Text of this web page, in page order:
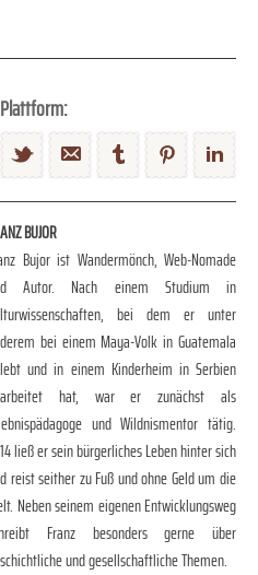
BUJOR
Bujor ist Wandermönch, Web-Nomade
Autor. Nach einem Studium in
bei dem er unter
bei einem Maya-Volk in Guatemala
und in einem Kinderheim in Serbien
hat, war er zunächst als
und Wildnismentor tätig.
ließ er sein bürgerliches Leben hinter sich
reist seither zu Fuß und ohne Geld um die
Neben seinem eigenen Entwicklungsweg
Franz besonders gerne über
und gesellschaftliche Themen.